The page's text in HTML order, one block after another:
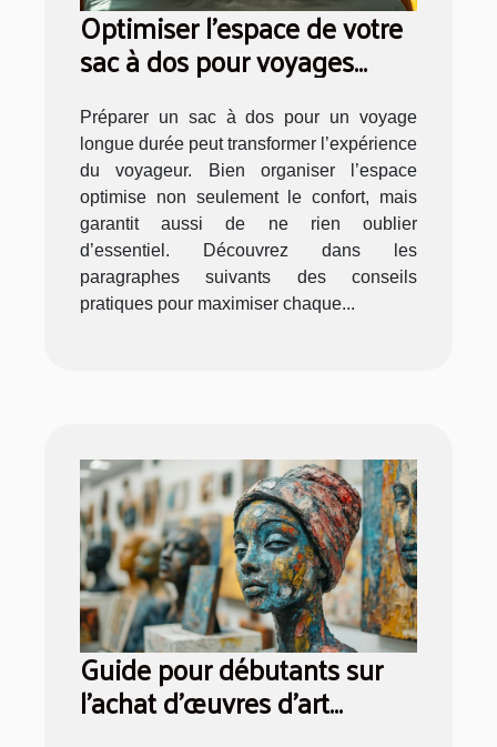
Optimiser l'espace de votre
sac à dos pour voyages
longue durée
Préparer un sac à dos pour un voyage
longue durée peut transformer l’expérience
du voyageur. Bien organiser l’espace
optimise non seulement le confort, mais
garantit aussi de ne rien oublier
d’essentiel. Découvrez dans les
paragraphes suivants des conseils
pratiques pour maximiser chaque...
Guide pour débutants sur
l'achat d'œuvres d'art